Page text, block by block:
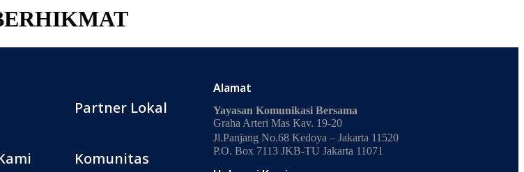
Partner Lokal
Komunitas
Alamat
Yayasan Komunikasi Bersama
Graha Arteri Mas Kav. 19-20
Jl.Panjang No.68 Kedoya – Jakarta 11520
P.O. Box 7113 JKB-TU Jakarta 11071